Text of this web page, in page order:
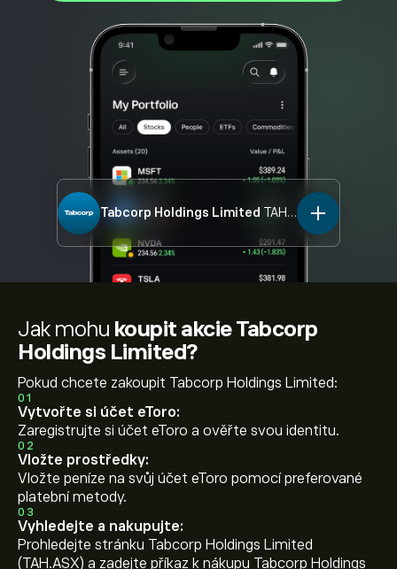
Tabcorp Holdings Limited TAH.ASX
Jak mohu koupit akcie Tabcorp
Holdings Limited?
Pokud chcete zakoupit Tabcorp Holdings Limited:
01
Vytvořte si účet eToro:
Zaregistrujte si účet eToro a ověřte svou identitu.
02
Vložte prostředky:
Vložte peníze na svůj účet eToro pomocí preferované
platební metody.
03
Vyhledejte a nakupujte:
Prohledejte stránku Tabcorp Holdings Limited
(TAH.ASX) a zadejte příkaz k nákupu Tabcorp Holdings